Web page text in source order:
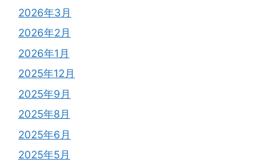
2026年3月
2026年2月
2026年1月
2025年12月
2025年9月
2025年8月
2025年6月
2025年5月